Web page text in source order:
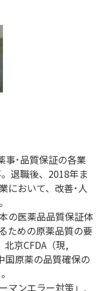
事･品質保証の各業
退職後、2018年ま
において、改善･人
の医薬品品質保証体
ための原薬品質の要
京CFDA（現,
国原薬の品質確保の
マンエラー対策」,